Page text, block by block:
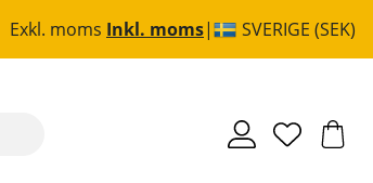
Exkl. moms Inkl. moms SVERIGE (SEK)